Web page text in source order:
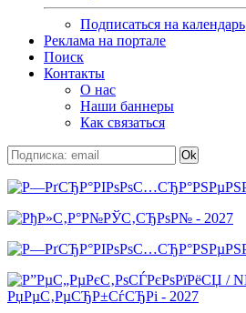
Подписаться на календарь
Реклама на портале
Поиск
Контакты
О нас
Наши баннеры
Как связаться